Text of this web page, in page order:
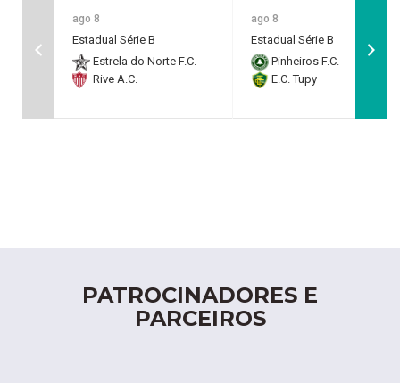
ago 8
Estadual Série B
Estrela do Norte F.C.
Rive A.C.
ago 8
Estadual Série B
Pinheiros F.C.
E.C. Tupy
PATROCINADORES E
PARCEIROS